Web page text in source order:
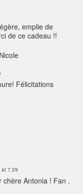
emplie de
de ce cadeau !!
Félicitations
at 7:29
chère Antonia ! Fan ,